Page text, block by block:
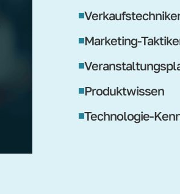
Marketing-
Produktwissen
Technologie-